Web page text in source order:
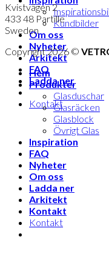
Kundbilder
Om oss
Nyheter
Arkitekt
FAQ
Ladda ner
Kontakt
Kvistvägen 2
433 48 Partille
Sweden
Copyright 2026 ©
Hem
Produkter
Glasduschar
Glasräcken
Glasblock
Övrigt Glas
Inspiration
FAQ
Nyheter
Om oss
Ladda ner
Arkitekt
Kontakt
Kontakt